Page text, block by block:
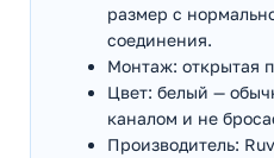
размер с
соединения.
Монтаж: открытая
Цвет: белый —
каналом и не
Производитель: